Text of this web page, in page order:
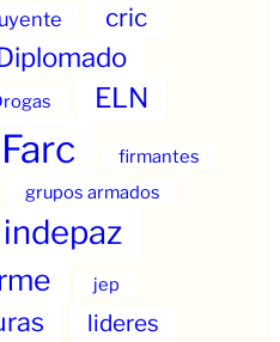
cric
ELN
Farc
firmantes
grupos armados
indepaz
jep
lideres